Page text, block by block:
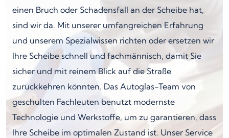
einen Bruch oder Schadensfall an der Scheibe hat,
sind wir da. Mit unserer umfangreichen Erfahrung
und unserem Spezialwissen richten oder ersetzen wir
Ihre Scheibe schnell und fachmännisch, damit Sie
sicher und mit reinem Blick auf die Straße
zurückkehren könnten. Das Autoglas-Team von
geschulten Fachleuten benutzt modernste
Technologie und Werkstoffe, um zu garantieren, dass
Ihre Scheibe im optimalen Zustand ist. Unser Service